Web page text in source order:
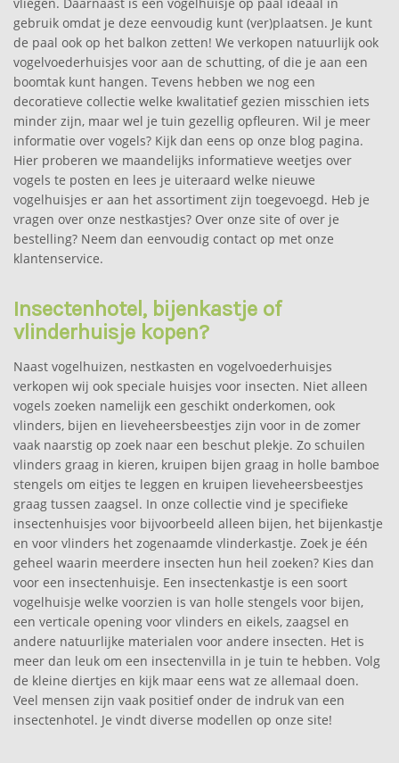
gebruik omdat je deze eenvoudig kunt (ver)plaatsen. Je kunt
de paal ook op het balkon zetten! We verkopen natuurlijk ook
vogelvoederhuisjes voor aan de schutting, of die je aan een
boomtak kunt hangen. Tevens hebben we nog een
decoratieve collectie welke kwalitatief gezien misschien iets
minder zijn, maar wel je tuin gezellig opfleuren. Wil je meer
informatie over vogels? Kijk dan eens op onze blog pagina.
Hier proberen we maandelijks informatieve weetjes over
vogels te posten en lees je uiteraard welke nieuwe
vogelhuisjes er aan het assortiment zijn toegevoegd. Heb je
vragen over onze nestkastjes? Over onze site of over je
bestelling? Neem dan eenvoudig contact op met onze
klantenservice.
Insectenhotel, bijenkastje of
vlinderhuisje kopen?
Naast vogelhuizen, nestkasten en vogelvoederhuisjes
verkopen wij ook speciale huisjes voor insecten. Niet alleen
vogels zoeken namelijk een geschikt onderkomen, ook
vlinders, bijen en lieveheersbeestjes zijn voor in de zomer
vaak naarstig op zoek naar een beschut plekje. Zo schuilen
vlinders graag in kieren, kruipen bijen graag in holle bamboe
stengels om eitjes te leggen en kruipen lieveheersbeestjes
graag tussen zaagsel. In onze collectie vind je specifieke
insectenhuisjes voor bijvoorbeeld alleen bijen, het bijenkastje
en voor vlinders het zogenaamde vlinderkastje. Zoek je één
geheel waarin meerdere insecten hun heil zoeken? Kies dan
voor een insectenhuisje. Een insectenkastje is een soort
vogelhuisje welke voorzien is van holle stengels voor bijen,
een verticale opening voor vlinders en eikels, zaagsel en
andere natuurlijke materialen voor andere insecten. Het is
meer dan leuk om een insectenvilla in je tuin te hebben. Volg
de kleine diertjes en kijk maar eens wat ze allemaal doen.
Veel mensen zijn vaak positief onder de indruk van een
insectenhotel. Je vindt diverse modellen op onze site!